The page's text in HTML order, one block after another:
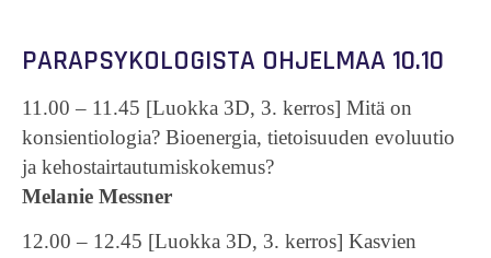
PARAPSYKOLOGISTA OHJELMAA 10.10
11.00 – 11.45 [Luokka 3D, 3. kerros] Mitä on
konsientiologia? Bioenergia, tietoisuuden evoluutio
ja kehostairtautumiskokemus?
Melanie Messner
12.00 – 12.45 [Luokka 3D, 3. kerros] Kasvien